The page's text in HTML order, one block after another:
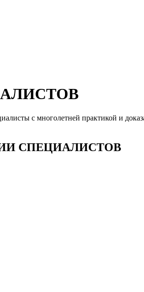
с многолетней практикой и
СПЕЦИАЛИСТОВ